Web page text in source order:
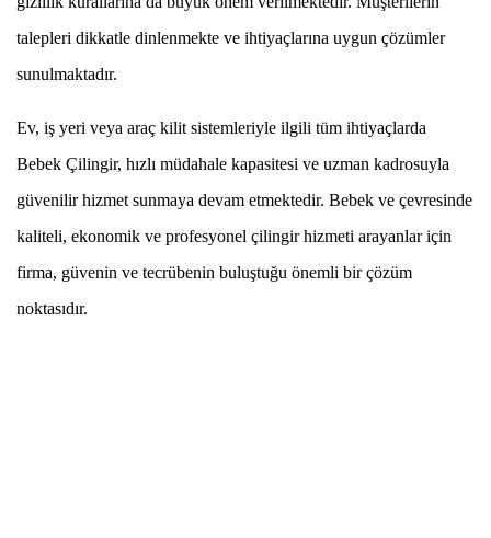
talepleri dikkatle dinlenmekte ve ihtiyaçlarına uygun çözümler
sunulmaktadır.
Ev, iş yeri veya araç kilit sistemleriyle ilgili tüm ihtiyaçlarda
Bebek Çilingir, hızlı müdahale kapasitesi ve uzman kadrosuyla
güvenilir hizmet sunmaya devam etmektedir. Bebek ve çevresinde
kaliteli, ekonomik ve profesyonel çilingir hizmeti arayanlar için
firma, güvenin ve tecrübenin buluştuğu önemli bir çözüm
noktasıdır.